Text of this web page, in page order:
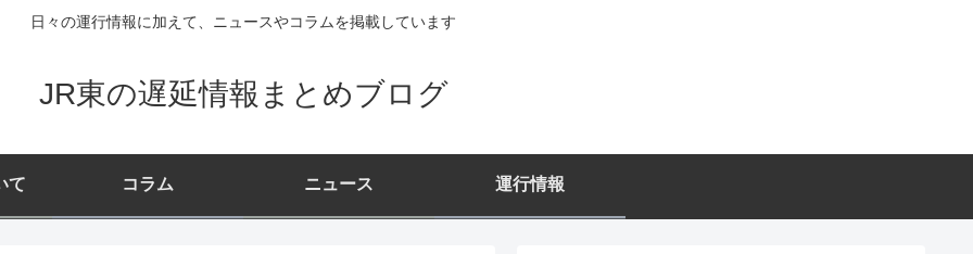
日々の運行情報に加えて、ニュースやコラムを掲載しています
JR東の遅延情報まとめブログ
て コラム ニュース 運行情報